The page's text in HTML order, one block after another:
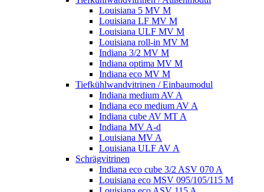
Louisiana 5 MV M
Louisiana LF MV M
Louisiana ULF MV M
Louisiana roll-in MV M
Indiana 3/2 MV M
Indiana optima MV M
Indiana eco MV M
Tiefkühlwandvitrinen / Einbaumodul
Indiana medium AV A
Indiana eco medium AV A
Indiana cube AV MT A
Indiana MV A-d
Louisiana MV A
Louisiana ULF AV A
Schrägvitrinen
Indiana eco cube 3/2 ASV 070 A
Louisiana eco MSV 095/105/115 M